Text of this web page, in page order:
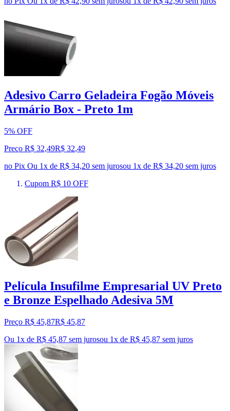
Adesivo Carro Geladeira Fogão Móveis
Armário Box - Preto 1m
5% OFF
Preço R$ 32,49R$ 32,49
no Pix Ou 1x de R$ 34,20 sem jurosou 1x de R$ 34,20 sem juros
Cupom R$ 10 OFF
Película Insufilme Empresarial UV Preto
e Bronze Espelhado Adesiva 5M
Preço R$ 45,87R$ 45,87
Ou 1x de R$ 45,87 sem jurosou 1x de R$ 45,87 sem juros